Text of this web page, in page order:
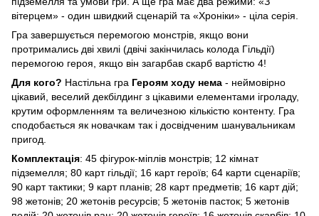
вітерцем» - один швидкий сценарій та «Хроніки» - ціла серія.
Гра завершується перемогою монстрів, якщо вони
протримались дві хвилі (двічі закінчилась колода Гільдії)
перемогою героя, якщо він загарбав скарб вартістю 4!
Для кого? Настільна гра Героям ходу нема - неймовірно
цікавий, веселий декбілдинг з цікавими елементами ігроладу,
крутим оформленням та величезною кількістю контенту. Гра
сподобається як новачкам так і досвідченим шанувальникам
пригод.
Комплектація: 45 фігурок-міплів монстрів; 12 кімнат
підземелля; 80 карт гільдії; 16 карт героїв; 64 карти сценаріїв;
90 карт тактики; 9 карт планів; 28 карт предметів; 16 карт дій;
98 жетонів; 20 жетонів ресурсів; 5 жетонів пасток; 5 жетонів